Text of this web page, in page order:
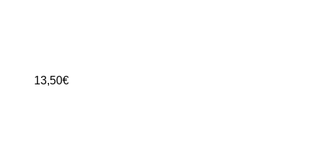
13,50€